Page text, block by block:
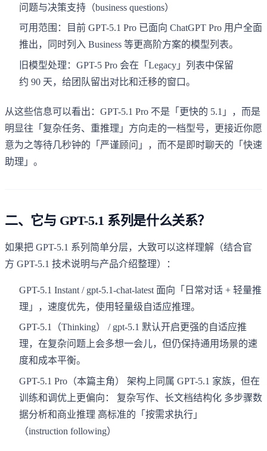
问题与决策支持（business questions）
可用范围：目前 GPT-5.1 Pro 已面向 ChatGPT Pro 用户全面
推出，同时列入 Business 等更高阶方案的模型列表。
旧模型处理：GPT-5 Pro 会在「Legacy」列表中保留
约 90 天，给团队留出对比和迁移的窗口。
从这些信息可以看出：GPT-5.1 Pro 不是「更快的 5.1」，而是
明显往「复杂任务、重推理」方向走的一档型号，更接近你愿
意为之等待几秒钟的「严谨顾问」，而不是即时聊天的「快速
助理」。
二、它与 GPT-5.1 系列是什么关系？
如果把 GPT-5.1 系列简单分层，大致可以这样理解（结合官
方 GPT-5.1 技术说明与产品介绍整理）：
GPT-5.1 Instant / gpt-5.1-chat-latest 面向「日常对话 + 轻量推
理」，速度优先，使用轻量级自适应推理。
GPT-5.1（Thinking） / gpt-5.1 默认开启更强的自适应推
理，在复杂问题上会多想一会儿，但仍保持通用场景的速
度和成本平衡。
GPT-5.1 Pro（本篇主角） 架构上同属 GPT-5.1 家族，但在
训练和调优上更偏向： 复杂写作、长文档结构化 多步骤数
据分析和商业推理 高标准的「按需求执行」
（instruction following）